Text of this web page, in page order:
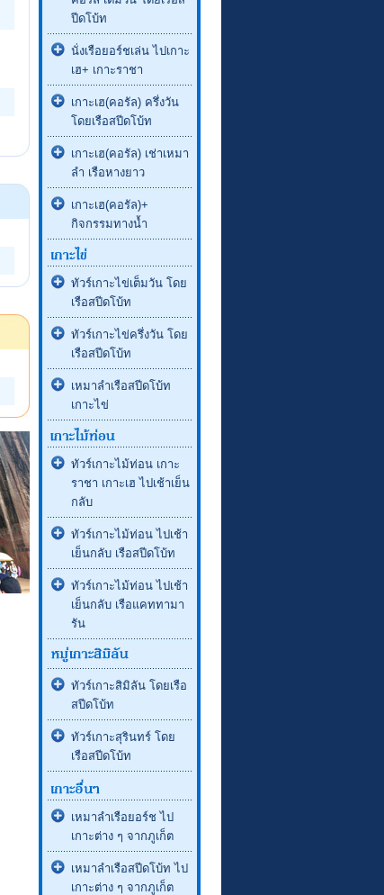
ปีดโบ้ท
นั่งเรือยอร์ชเล่น ไปเกาะ
เฮ+ เกาะราชา
เกาะเฮ(คอรัล) ครึ่งวัน
โดยเรือสปีดโบ้ท
เกาะเฮ(คอรัล) เช่าเหมา
ลำ เรือหางยาว
เกาะเฮ(คอรัล)+
กิจกรรมทางน้ำ
ทัวร์เกาะไข่เต็มวัน โดย
เรือสปีดโบ้ท
ทัวร์เกาะไข่ครึ่งวัน โดย
เรือสปีดโบ้ท
เหมาลำเรือสปีดโบ้ท
เกาะไข่
ทัวร์เกาะไม้ท่อน เกาะ
ราชา เกาะเฮ ไปเช้าเย็น
กลับ
ทัวร์เกาะไม้ท่อน ไปเช้า
เย็นกลับ เรือสปีดโบ้ท
ทัวร์เกาะไม้ท่อน ไปเช้า
เย็นกลับ เรือแคททามา
รัน
ทัวร์เกาะสิมิลัน โดยเรือ
สปีดโบ้ท
ทัวร์เกาะสุรินทร์ โดย
เรือสปีดโบ้ท
เหมาลำเรือยอร์ช ไป
เกาะต่าง ๆ จากภูเก็ต
เหมาลำเรือสปีดโบ้ท ไป
เกาะต่าง ๆ จากภูเก็ต